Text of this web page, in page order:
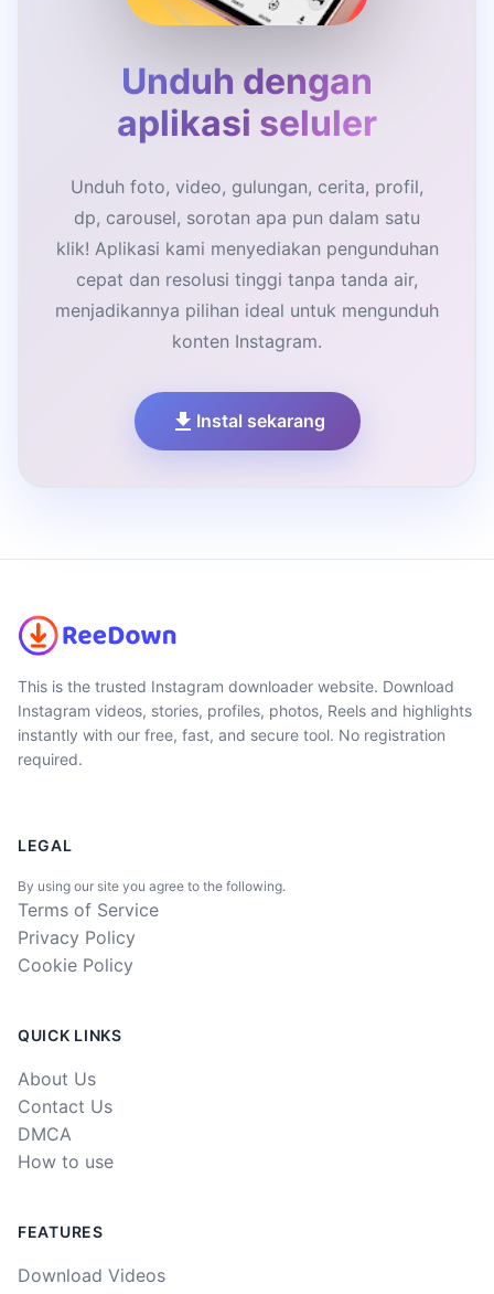
Unduh dengan
aplikasi seluler
Unduh foto, video, gulungan, cerita, profil,
dp, carousel, sorotan apa pun dalam satu
klik! Aplikasi kami menyediakan pengunduhan
cepat dan resolusi tinggi tanpa tanda air,
menjadikannya pilihan ideal untuk mengunduh
konten Instagram.
Instal sekarang
This is the trusted Instagram downloader website. Download
Instagram videos, stories, profiles, photos, Reels and highlights
instantly with our free, fast, and secure tool. No registration
required.
LEGAL
By using our site you agree to the following.
Terms of Service
Privacy Policy
Cookie Policy
QUICK LINKS
About Us
Contact Us
DMCA
How to use
FEATURES
Download Videos